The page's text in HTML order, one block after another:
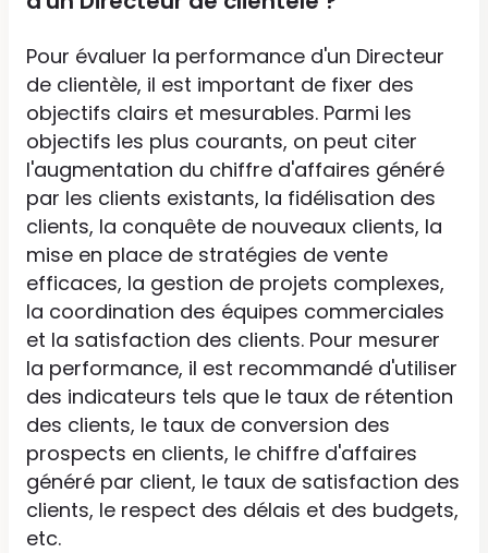
Pour évaluer la performance d'un Directeur
de clientèle, il est important de fixer des
objectifs clairs et mesurables. Parmi les
objectifs les plus courants, on peut citer
l'augmentation du chiffre d'affaires généré
par les clients existants, la fidélisation des
clients, la conquête de nouveaux clients, la
mise en place de stratégies de vente
efficaces, la gestion de projets complexes,
la coordination des équipes commerciales
et la satisfaction des clients. Pour mesurer
la performance, il est recommandé d'utiliser
des indicateurs tels que le taux de rétention
des clients, le taux de conversion des
prospects en clients, le chiffre d'affaires
généré par client, le taux de satisfaction des
clients, le respect des délais et des budgets,
etc.